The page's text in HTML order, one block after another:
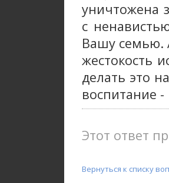
уничтожена
с
Вашу семью.
жестокость
делать это
воспитание -
Этот ответ
Вернуться к списку